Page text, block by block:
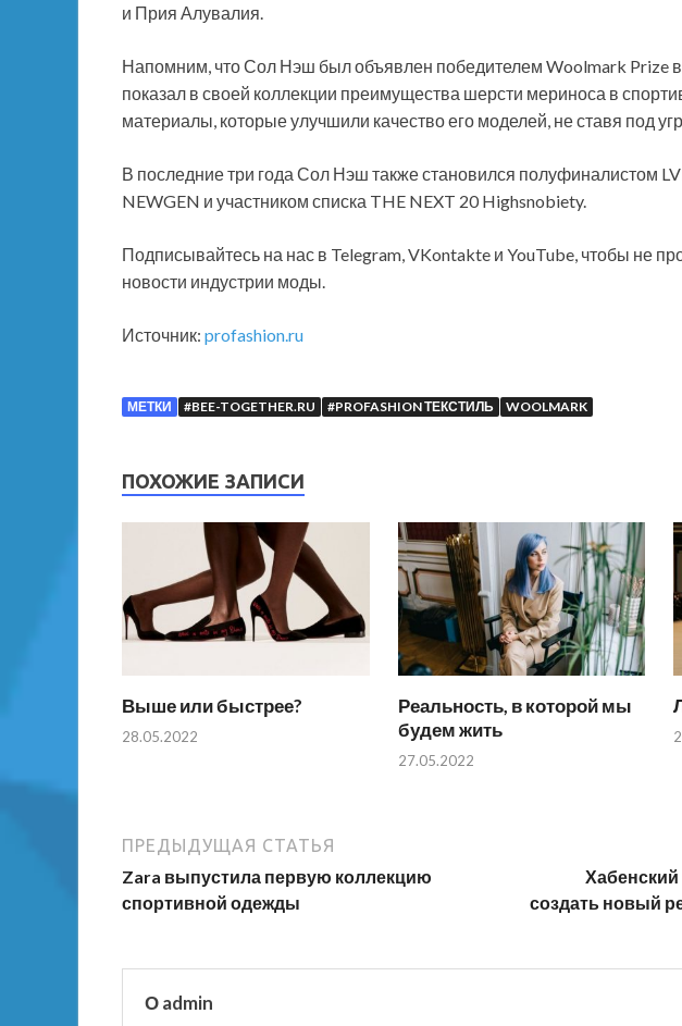
и Прия Алувалия.
Напомним, что Сол Нэш был объявлен победителем Woolmark Prize в
показал в своей коллекции преимущества шерсти мериноса в
материалы, которые улучшили качество его моделей, не ставя под
В последние три года Сол Нэш также становился полуфиналистом
NEWGEN и участником списка THE NEXT 20 Highsnobiety.
Подписывайтесь на нас в Telegram, VKontakte и YouTube, чтобы не
новости индустрии моды.
Источник: profashion.ru
МЕТКИ #BEE-TOGETHER.RU #PROFASHION ТЕКСТИЛЬ WOOLMARK
ПОХОЖИЕ ЗАПИСИ
Выше или быстрее?
28.05.2022
Реальность, в которой мы
будем жить
27.05.2022
ПРЕДЫДУЩАЯ СТАТЬЯ
Zara выпустила первую коллекцию
спортивной одежды
создать новый
О admin